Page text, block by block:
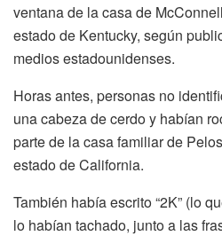
ventana de la casa de
estado de Kentucky, según
medios estadounidenses.
Horas antes, personas no
una cabeza de cerdo y habían
parte de la casa familiar de
estado de California.
También había escrito “2K” (lo
lo habían tachado, junto a las